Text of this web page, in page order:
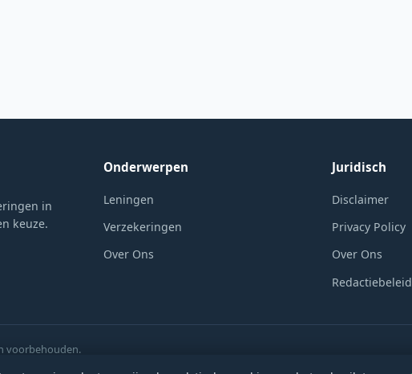
in
keuze.
Onderwerpen
Leningen
Verzekeringen
Over Ons
Juridisch
Disclaimer
Privacy Policy
Over Ons
Redactiebeleid
voorbehouden.